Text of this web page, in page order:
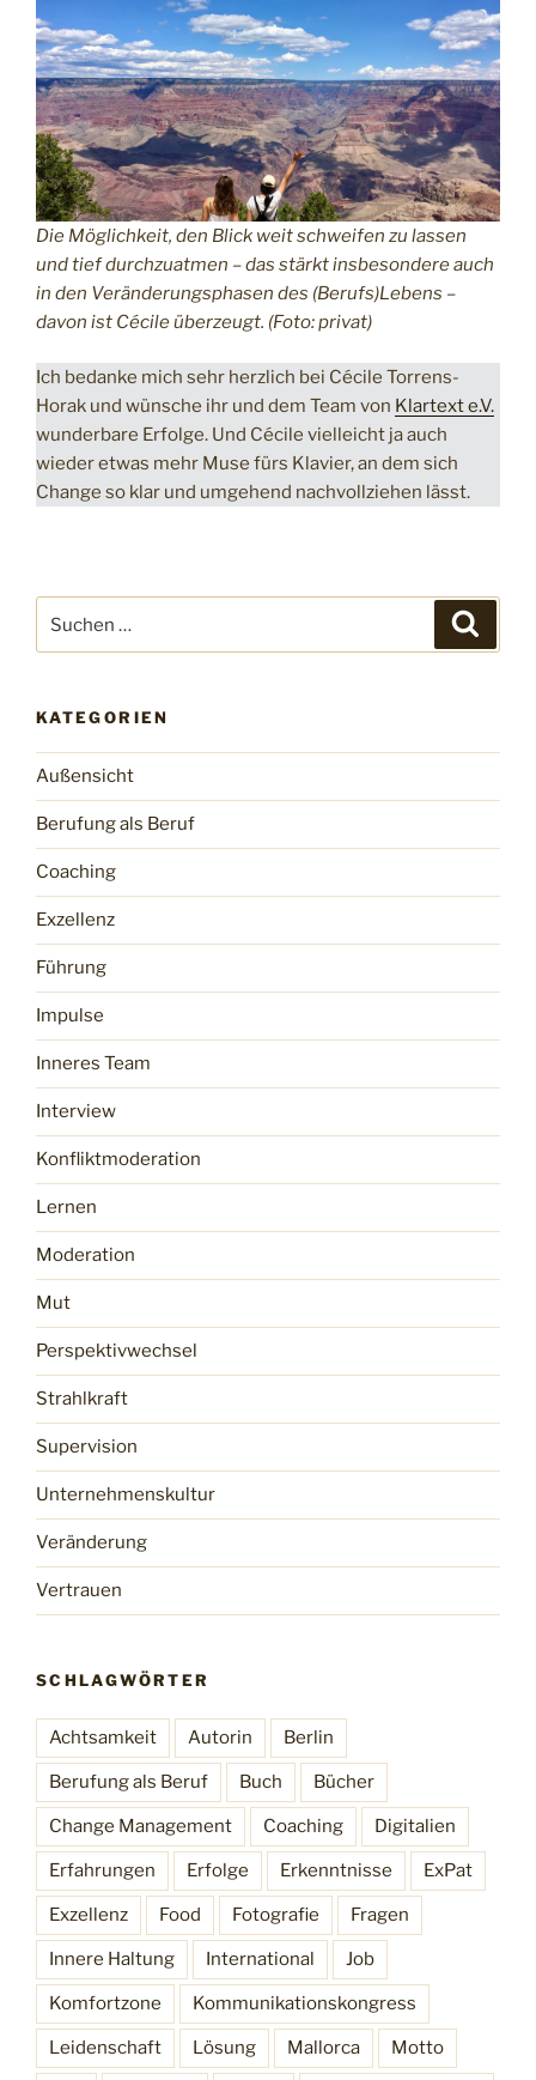
Die Möglichkeit, den Blick weit schweifen zu lassen
und tief durchzuatmen – das stärkt insbesondere auch
in den Veränderungsphasen des (Berufs)Lebens –
davon ist Cécile überzeugt. (Foto: privat)
Ich bedanke mich sehr herzlich bei Cécile Torrens-
Horak und wünsche ihr und dem Team von Klartext e.V.
wunderbare Erfolge. Und Cécile vielleicht ja auch
wieder etwas mehr Muse fürs Klavier, an dem sich
Change so klar und umgehend nachvollziehen lässt.
nach:
KATEGORIEN
Außensicht
Berufung als Beruf
Coaching
Exzellenz
Führung
Impulse
Inneres Team
Interview
Konfliktmoderation
Lernen
Moderation
Mut
Perspektivwechsel
Strahlkraft
Supervision
Unternehmenskultur
Veränderung
Vertrauen
SCHLAGWÖRTER
Achtsamkeit Autorin Berlin
Berufung als Beruf Buch Bücher
Change Management Coaching Digitalien
Erfahrungen Erfolge Erkenntnisse ExPat
Exzellenz Food Fotografie Fragen
Innere Haltung International Job
Komfortzone Kommunikationskongress
Leidenschaft Lösung Mallorca Motto